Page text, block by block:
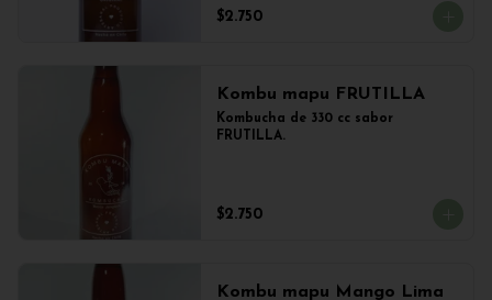
$2.750
Kombu mapu FRUTILLA
Kombucha de 330 cc sabor
FRUTILLA.
$2.750
Kombu mapu Mango Lima